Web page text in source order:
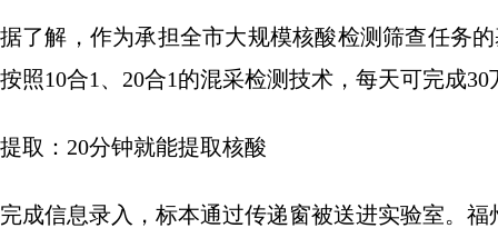
据了解，作为承担全市大规模核酸检测筛查任务
按照10合1、20合1的混采检测技术，每天可完成
提取：20分钟就能提取核酸
完成信息录入，标本通过传递窗被送进实验室。